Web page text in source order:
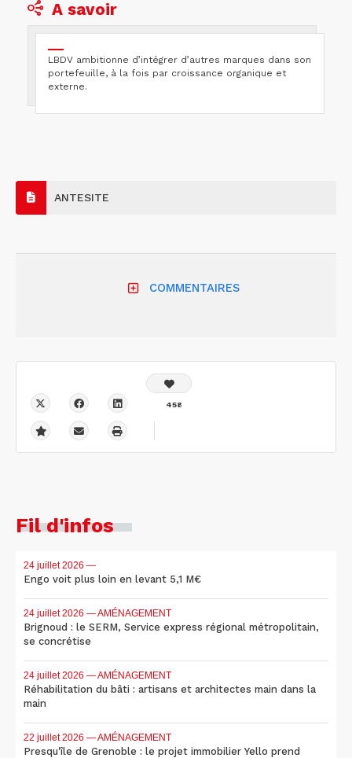
A savoir
LBDV ambitionne d’intégrer d’autres marques dans son
portefeuille, à la fois par croissance organique et
externe.
ANTESITE
COMMENTAIRES
458
Fil d'infos
24 juillet 2026 —
Engo voit plus loin en levant 5,1 M€
24 juillet 2026 — AMÉNAGEMENT
Brignoud : le SERM, Service express régional métropolitain,
se concrétise
24 juillet 2026 — AMÉNAGEMENT
Réhabilitation du bâti : artisans et architectes main dans la
main
22 juillet 2026 — AMÉNAGEMENT
Presqu'île de Grenoble : le projet immobilier Yello prend